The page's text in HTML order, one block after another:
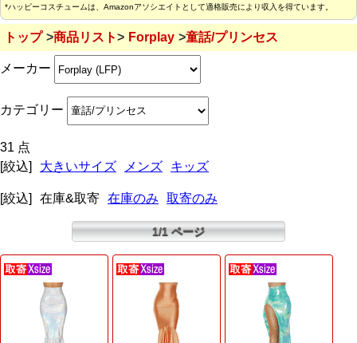
*ハッピーコスチュームは、Amazonアソシエイトとして適格販売により収入を得ています。
トップ 商品リスト Forplay 童話/プリンセス
メーカー
カテゴリー
31 点
[絞込]
大きいサイズ メンズ キッズ
[絞込] 在庫&取寄 在庫のみ 取寄のみ
1/1 ページ